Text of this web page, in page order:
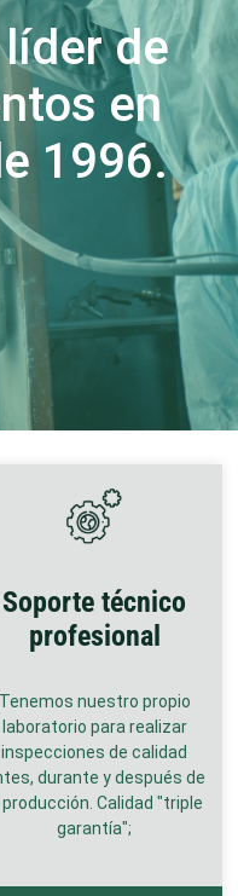
de
en
1996.
Soporte técnico
profesional
Tenemos nuestro propio
laboratorio para realizar
inspecciones de calidad
durante y después de
producción. Calidad "triple
garantía";